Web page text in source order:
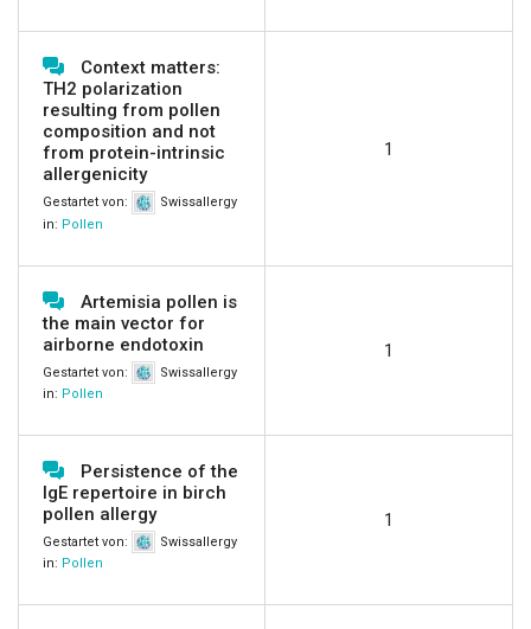
Context matters:
TH2 polarization
resulting from pollen
composition and not
from protein-intrinsic
allergenicity
Gestartet von:
Swissallergy
in: Pollen
1
Artemisia pollen is
the main vector for
airborne endotoxin
Gestartet von:
Swissallergy
in: Pollen
1
Persistence of the
IgE repertoire in birch
pollen allergy
Gestartet von:
Swissallergy
in: Pollen
1